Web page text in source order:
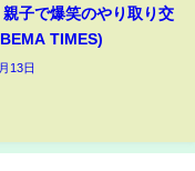
子で爆笑のやり取り交
TIMES)
13日